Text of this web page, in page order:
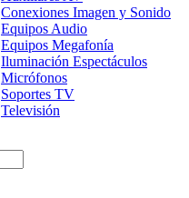
Conexiones Imagen y Sonido
Equipos Audio
Equipos Megafonía
Iluminación Espectáculos
Micrófonos
Soportes TV
Televisión